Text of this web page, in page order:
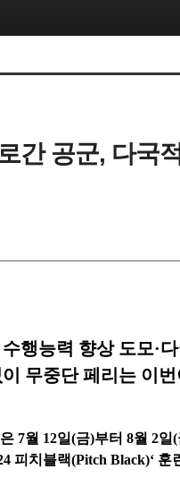
간 공군, 다국
행능력 향상 도모·
무중단 페리는 이
7월 12일(금)부터 8월 2일(
피치블랙(Pitch Black)‘ 훈